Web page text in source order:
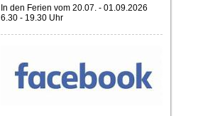
In den Ferien vom 20.07. - 01.09.2026
6.30 - 19.30 Uhr